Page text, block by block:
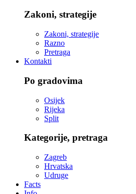
Zakoni, strategije
Zakoni, strategije
Razno
Pretraga
Kontakti
Po gradovima
Osijek
Rijeka
Split
Kategorije, pretraga
Zagreb
Hrvatska
Udruge
Facts